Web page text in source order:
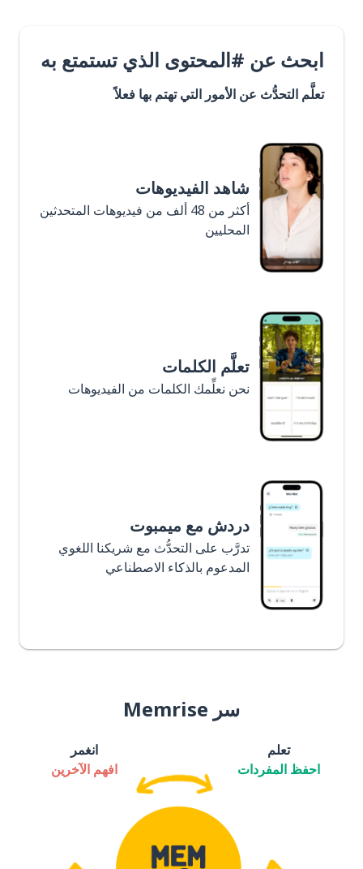
ابحث عن #المحتوى الذي تستمتع به
تعلَّم التحدُّث عن الأمور التي تهتم بها فعلاً
شاهد الفيديوهات
أكثر من 48 ألف من فيديوهات المتحدثين
المحليين
تعلَّم الكلمات
نحن نعلِّمك الكلمات من الفيديوهات
دردش مع ميمبوت
تدرَّب على التحدُّث مع شريكنا اللغوي
المدعوم بالذكاء الاصطناعي
سر Memrise
تعلم
احفظ المفردات
انغمر
افهم الآخرين